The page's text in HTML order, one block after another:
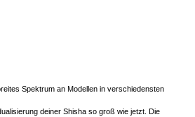
Spektrum an Modellen in verschiedensten
deiner Shisha so groß wie jetzt. Die